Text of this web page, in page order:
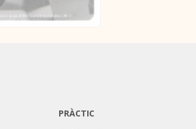
PRÀCTIC